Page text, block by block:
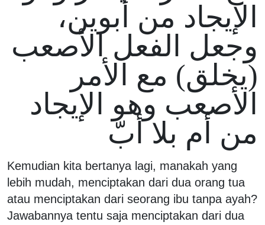
الإيجاد من أبوين،
وجعل الفعل الأصعب
(يخلق) مع الأمر
الأصعب وهو الإيجاد
من أم بلا أبّ
Kemudian kita bertanya lagi, manakah yang
lebih mudah, menciptakan dari dua orang tua
atau menciptakan dari seorang ibu tanpa ayah?
Jawabannya tentu saja menciptakan dari dua